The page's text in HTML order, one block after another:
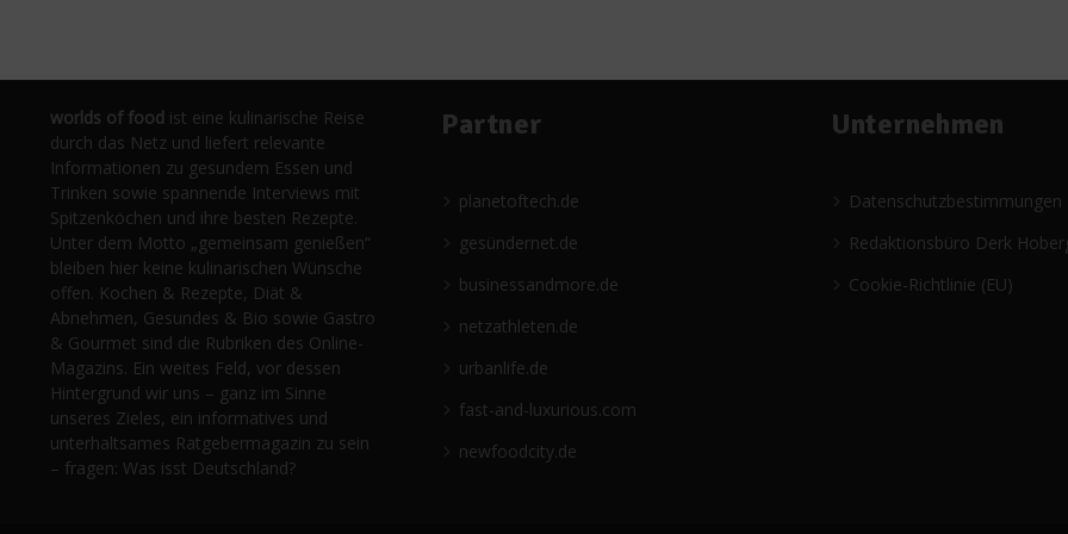
worlds of food ist eine kulinarische Reise
durch das Netz und liefert relevante
Informationen zu gesundem Essen und
Trinken sowie spannende Interviews mit
Spitzenköchen und ihre besten Rezepte.
Unter dem Motto „gemeinsam genießen“
bleiben hier keine kulinarischen Wünsche
offen. Kochen & Rezepte, Diät &
Abnehmen, Gesundes & Bio sowie Gastro
& Gourmet sind die Rubriken des Online-
Magazins. Ein weites Feld, vor dessen
Hintergrund wir uns – ganz im Sinne
unseres Zieles, ein informatives und
unterhaltsames Ratgebermagazin zu sein
– fragen: Was isst Deutschland?
Partner
planetoftech.de
gesündernet.de
businessandmore.de
netzathleten.de
urbanlife.de
fast-and-luxurious.com
newfoodcity.de
Unternehmen
Datenschutzbestimmungen
Redaktionsbüro Derk
Cookie-Richtlinie (EU)